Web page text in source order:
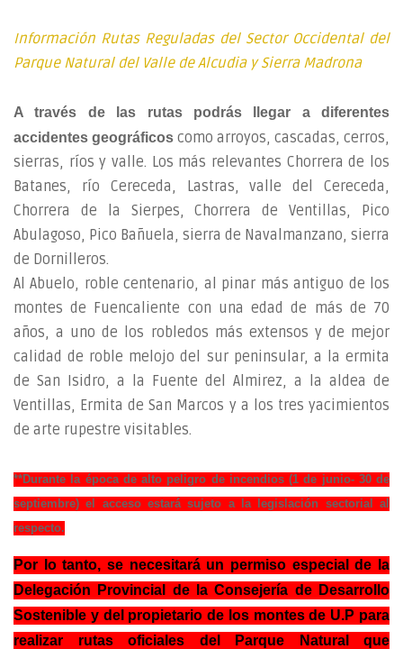
Información Rutas Reguladas del Sector Occidental del
Parque Natural del Valle de Alcudia y Sierra Madrona
A través de las rutas podrás llegar a diferentes
accidentes geográficos como arroyos, cascadas, cerros,
sierras, ríos y valle. Los más relevantes Chorrera de los
Batanes, río Cereceda, Lastras, valle del Cereceda,
Chorrera de la Sierpes, Chorrera de Ventillas, Pico
Abulagoso, Pico Bañuela, sierra de Navalmanzano, sierra
de Dornilleros.
Al Abuelo, roble centenario, al pinar más antiguo de los
montes de Fuencaliente con una edad de más de 70
años, a uno de los robledos más extensos y de mejor
calidad de roble melojo del sur peninsular, a la ermita
de San Isidro, a la Fuente del Almirez, a la aldea de
Ventillas, Ermita de San Marcos y a los tres yacimientos
de arte rupestre visitables.
**Durante la época de alto peligro de incendios (1 de junio- 30 de
septiembre) el acceso estará sujeto a la legislación sectorial al
respecto.
Por lo tanto, se necesitará un permiso especial de la
Delegación Provincial de la Consejería de Desarrollo
Sostenible y del propietario de los montes de U.P para
realizar rutas oficiales del Parque Natural que